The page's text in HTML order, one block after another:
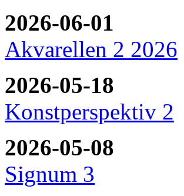
2026-06-01
Akvarellen 2 2026
2026-05-18
Konstperspektiv 2
2026-05-08
Signum 3